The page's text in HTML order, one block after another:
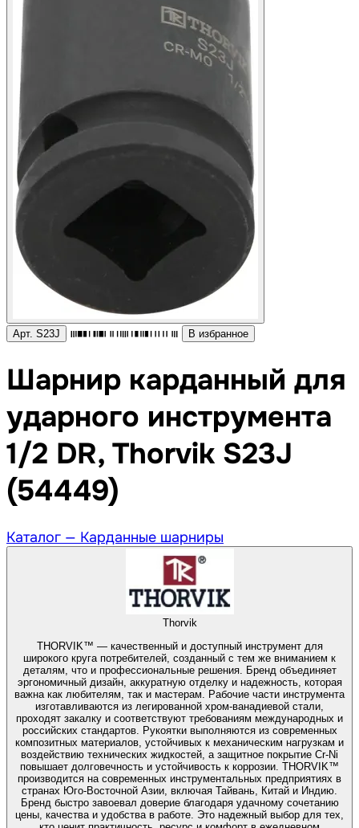
Арт. S23J В избранное
Шарнир карданный для
ударного инструмента
1/2 DR, Thorvik S23J
(54449)
Каталог — Карданные шарниры
Thorvik
THORVIK™ — качественный и доступный инструмент для
широкого круга потребителей, созданный с тем же вниманием к
деталям, что и профессиональные решения. Бренд объединяет
эргономичный дизайн, аккуратную отделку и надежность, которая
важна как любителям, так и мастерам. Рабочие части инструмента
изготавливаются из легированной хром-ванадиевой стали,
проходят закалку и соответствуют требованиям международных и
российских стандартов. Рукоятки выполняются из современных
композитных материалов, устойчивых к механическим нагрузкам и
воздействию технических жидкостей, а защитное покрытие Cr-Ni
повышает долговечность и устойчивость к коррозии. THORVIK™
производится на современных инструментальных предприятиях в
странах Юго-Восточной Азии, включая Тайвань, Китай и Индию.
Бренд быстро завоевал доверие благодаря удачному сочетанию
цены, качества и удобства в работе. Это надежный выбор для тех,